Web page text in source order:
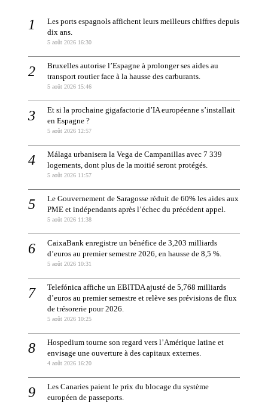
Les ports espagnols affichent leurs meilleurs chiffres depuis
dix ans.
5 août 2026 16:30
Bruxelles autorise l’Espagne à prolonger ses aides au
transport routier face à la hausse des carburants.
5 août 2026 15:46
Et si la prochaine gigafactorie d’IA européenne s’installait
en Espagne ?
5 août 2026 12:57
Málaga urbanisera la Vega de Campanillas avec 7 339
logements, dont plus de la moitié seront protégés.
5 août 2026 11:57
Le Gouvernement de Saragosse réduit de 60% les aides aux
PME et indépendants après l’échec du précédent appel.
5 août 2026 11:38
CaixaBank enregistre un bénéfice de 3,203 milliards
d’euros au premier semestre 2026, en hausse de 8,5 %.
5 août 2026 10:31
Telefónica affiche un EBITDA ajusté de 5,768 milliards
d’euros au premier semestre et relève ses prévisions de flux
de trésorerie pour 2026.
5 août 2026 10:25
Hospedium tourne son regard vers l’Amérique latine et
envisage une ouverture à des capitaux externes.
4 août 2026 16:20
Les Canaries paient le prix du blocage du système
européen de passeports.